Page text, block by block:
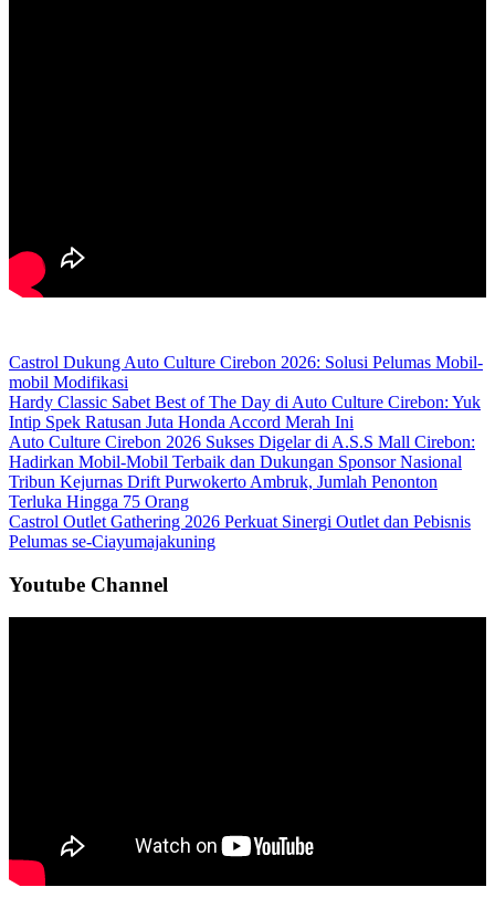
Castrol Dukung Auto Culture Cirebon 2026: Solusi Pelumas Mobil-
mobil Modifikasi
Hardy Classic Sabet Best of The Day di Auto Culture Cirebon: Yuk
Intip Spek Ratusan Juta Honda Accord Merah Ini
Auto Culture Cirebon 2026 Sukses Digelar di A.S.S Mall Cirebon:
Hadirkan Mobil-Mobil Terbaik dan Dukungan Sponsor Nasional
Tribun Kejurnas Drift Purwokerto Ambruk, Jumlah Penonton
Terluka Hingga 75 Orang
Castrol Outlet Gathering 2026 Perkuat Sinergi Outlet dan Pebisnis
Pelumas se-Ciayumajakuning
Youtube Channel